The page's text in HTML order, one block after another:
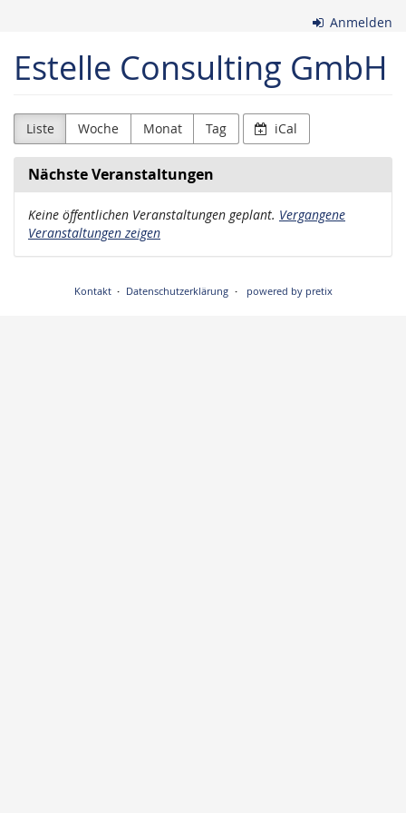
Inhalt
springen
Anmelden
Estelle Consulting GmbH
Liste Woche Monat Tag iCal
Nächste Veranstaltungen
Keine öffentlichen Veranstaltungen geplant. Vergangene
Veranstaltungen zeigen
Kontakt Datenschutzerklärung powered by pretix